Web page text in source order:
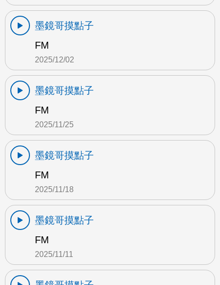
墨鏡哥摸點子
FM
2025/12/02
墨鏡哥摸點子
FM
2025/11/25
墨鏡哥摸點子
FM
2025/11/18
墨鏡哥摸點子
FM
2025/11/11